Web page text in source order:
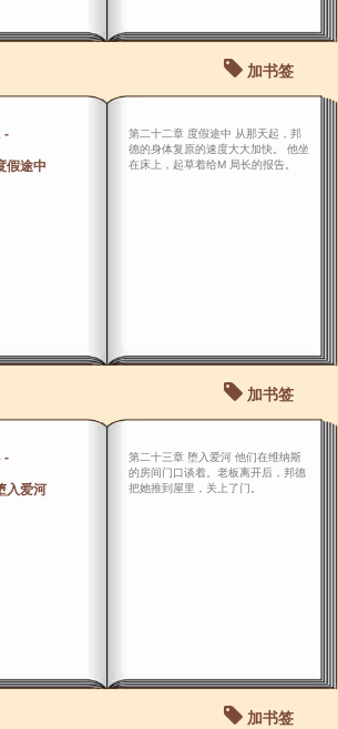
加书签
-
假途中
第二十二章 度假途中 从那天起，邦
德的身体复原的速度大大加快。 他坐
在床上，起草着给M 局长的报告。
加书签
-
入爱河
第二十三章 堕入爱河 他们在维纳斯
的房间门口谈着。老板离开后，邦德
把她推到屋里，关上了门。
加书签